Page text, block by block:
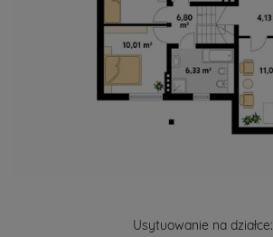
Usytuowanie na działce: